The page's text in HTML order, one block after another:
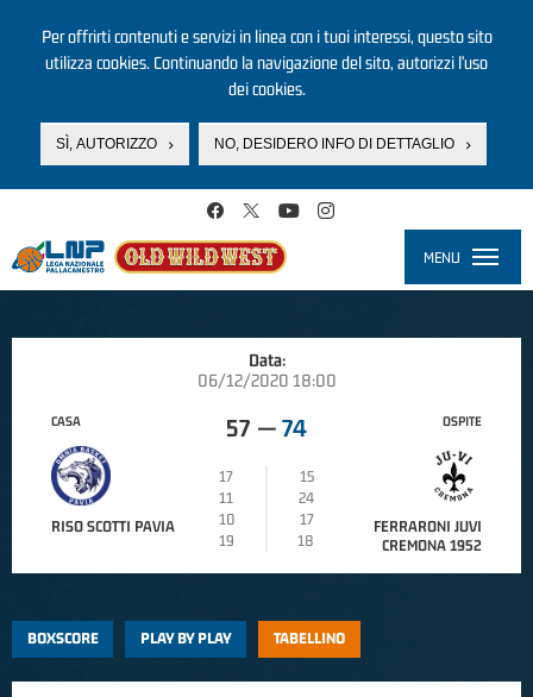
Per offrirti contenuti e servizi in linea con i tuoi interessi, questo sito
utilizza cookies. Continuando la navigazione del sito, autorizzi l’uso
dei cookies.
SÌ, AUTORIZZO NO, DESIDERO INFO DI DETTAGLIO
MENU
Data:
06/12/2020 18:00
CASA
RISO SCOTTI PAVIA
57 — 74
17
15
11
24
10
17
19
18
OSPITE
FERRARONI JUVI
CREMONA 1952
BOXSCORE PLAY BY PLAY TABELLINO